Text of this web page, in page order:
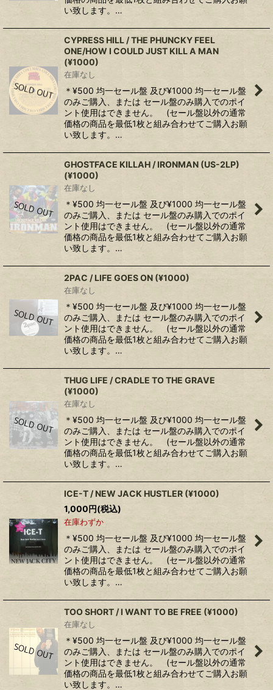
い致します。…
CYPRESS HILL / THE PHUNCKY FEEL
ONE/HOW I COULD JUST KILL A MAN
(¥1000)
在庫なし
＊¥500 均一セール盤 及び¥1000 均一セール盤
のみご購入、または セール盤のみ購入でのポイ
ント使用はできません。 (セール盤以外の通常
価格の商品を最低1枚と組み合わせてご購入お願
い致します。…
GHOSTFACE KILLAH / IRONMAN (US-2LP)
(¥1000)
在庫なし
＊¥500 均一セール盤 及び¥1000 均一セール盤
のみご購入、または セール盤のみ購入でのポイ
ント使用はできません。 (セール盤以外の通常
価格の商品を最低1枚と組み合わせてご購入お願
い致します。…
2PAC / LIFE GOES ON (¥1000)
在庫なし
＊¥500 均一セール盤 及び¥1000 均一セール盤
のみご購入、または セール盤のみ購入でのポイ
ント使用はできません。 (セール盤以外の通常
価格の商品を最低1枚と組み合わせてご購入お願
い致します。…
THUG LIFE / CRADLE TO THE GRAVE
(¥1000)
在庫なし
＊¥500 均一セール盤 及び¥1000 均一セール盤
のみご購入、または セール盤のみ購入でのポイ
ント使用はできません。 (セール盤以外の通常
価格の商品を最低1枚と組み合わせてご購入お願
い致します。…
ICE-T / NEW JACK HUSTLER (¥1000)
1,000円(税込)
在庫わずか
＊¥500 均一セール盤 及び¥1000 均一セール盤
のみご購入、または セール盤のみ購入でのポイ
ント使用はできません。 (セール盤以外の通常
価格の商品を最低1枚と組み合わせてご購入お願
い致します。…
TOO SHORT / I WANT TO BE FREE (¥1000)
在庫なし
＊¥500 均一セール盤 及び¥1000 均一セール盤
のみご購入、または セール盤のみ購入でのポイ
ント使用はできません。 (セール盤以外の通常
価格の商品を最低1枚と組み合わせてご購入お願
い致します。…